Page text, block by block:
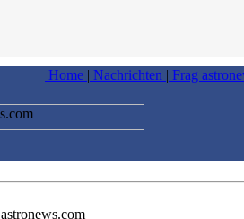
Home | Nachrichten | Frag
astronews.com